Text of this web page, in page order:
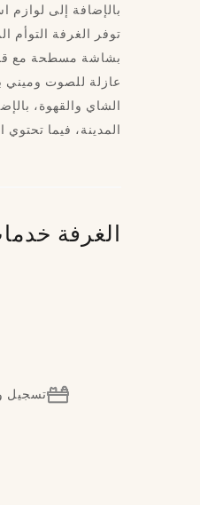
بالإضافة إلى لوازم
توفر الغرفة التوأم
بشاشة مسطحة مع
عازلة للصوت وميني
الشاي والقهوة،
المدينة، فيما
الغرفة
تسجيل